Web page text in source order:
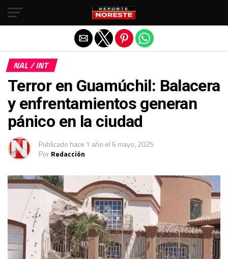
NAL / INT
Terror en Guamúchil: Balacera
y enfrentamientos generan
pánico en la ciudad
Publicado hace 1 año el 6 mayo, 2025
PorRedacción
Salir de la versión móvil